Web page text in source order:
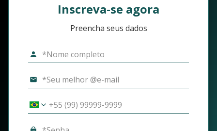
Inscreva-se agora
Preencha seus dados